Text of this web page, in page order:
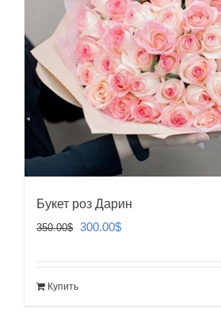
Букет роз Дарин
350.00$
Первоначальная
300.00$Текущая
Купить